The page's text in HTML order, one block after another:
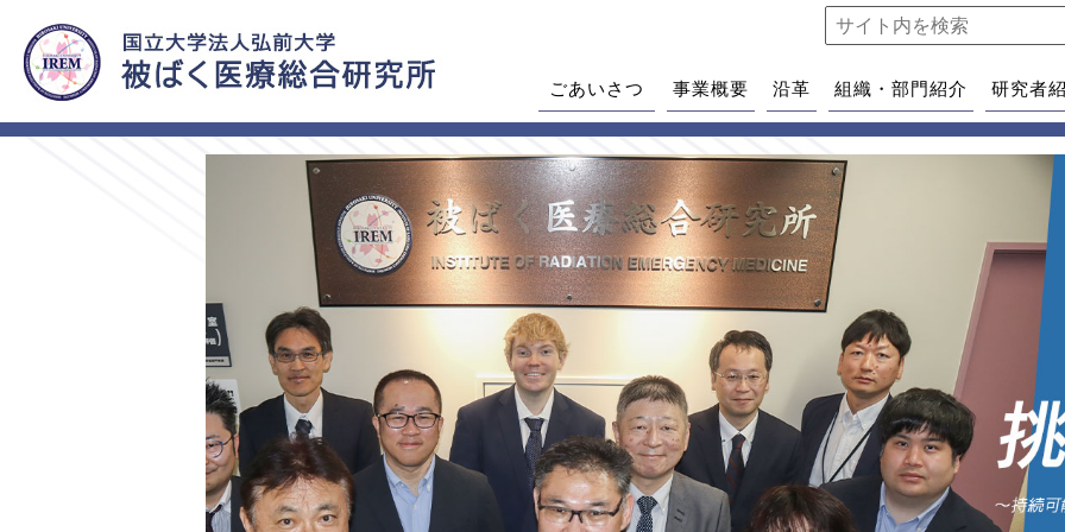
ごあいさつ 事業概要 沿革 組織・部門紹介 研究者